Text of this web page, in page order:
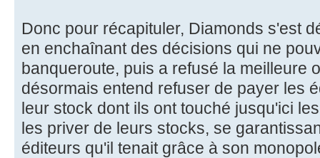
Donc pour récapituler, Diamonds s'est
en enchaînant des décisions qui ne
banqueroute, puis a refusé la meilleure
désormais entend refuser de payer les
leur stock dont ils ont touché jusqu'ici
les priver de leurs stocks, se
éditeurs qu'il tenait grâce à son